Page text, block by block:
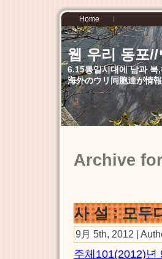
Home
웹 우리 동포
6.15통일시대에 남과
海外のウリ同胞達が情
Archive
사 설 : 모두
9月 5th, 2012 |
주체101(2012)년